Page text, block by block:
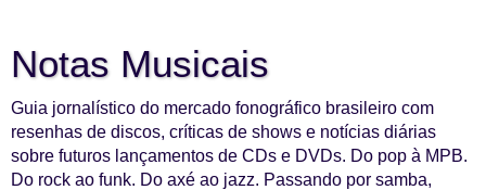
Notas Musicais
Guia jornalístico do mercado fonográfico brasileiro com
resenhas de discos, críticas de shows e notícias diárias
sobre futuros lançamentos de CDs e DVDs. Do pop à MPB.
Do rock ao funk. Do axé ao jazz. Passando por samba,